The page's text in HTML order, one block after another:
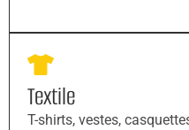
Textile
T-shirts, vestes,